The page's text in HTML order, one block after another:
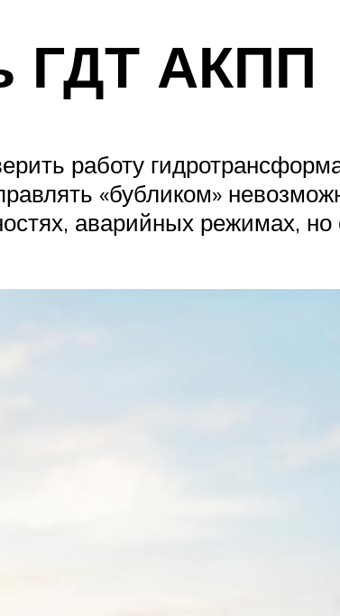
ГДТ АКПП
работу
«бубликом»
аварийных режимах,